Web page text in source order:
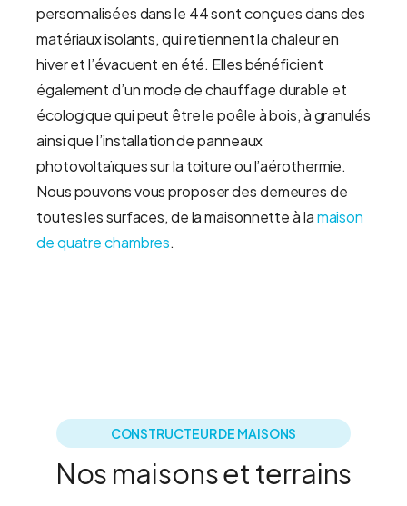
personnalisées dans le 44 sont conçues dans des
matériaux isolants, qui retiennent la chaleur en
hiver et l’évacuent en été. Elles bénéficient
également d’un mode de chauffage durable et
écologique qui peut être le poêle à bois, à granulés
ainsi que l’installation de panneaux
photovoltaïques sur la toiture ou l’aérothermie.
Nous pouvons vous proposer des demeures de
toutes les surfaces, de la maisonnette à lamaison
de quatre chambres.
CONSTRUCTEUR DE MAISONS
Nos maisons et terrains